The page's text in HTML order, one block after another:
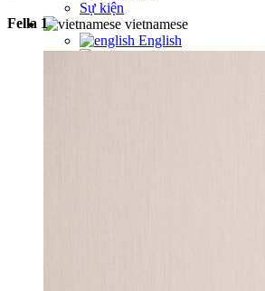
Sự kiện
vietnamese
English
Fella 1